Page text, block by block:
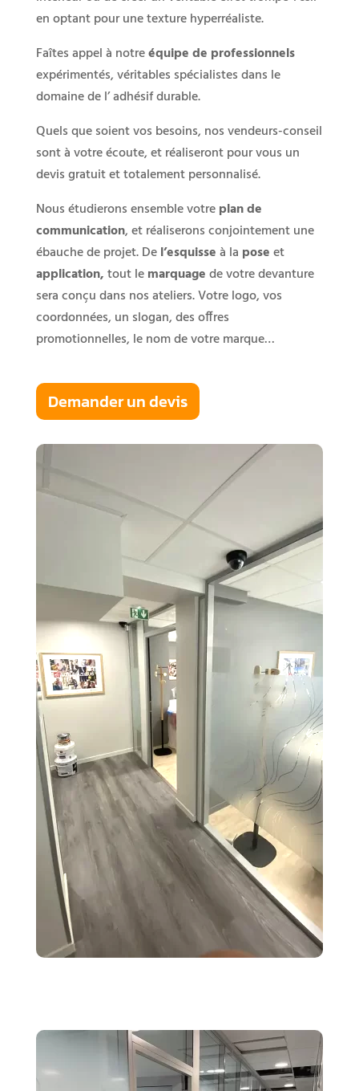
en optant pour une texture hyperréaliste.
Faîtes appel à notreéquipe de professionnels
expérimentés, véritables spécialistes dans le
domaine de l’ adhésif durable.
Quels que soient vos besoins, nos vendeurs-conseil
sont à votre écoute, et réaliseront pour vous un
devis gratuit et totalement personnalisé.
Nous étudierons ensemble votreplan de
communication, et réaliserons conjointement une
ébauche de projet. Del’esquisseà la poseet
application,tout lemarquagede votre devanture
sera conçu dans nos ateliers. Votre logo, vos
coordonnées, un slogan, des offres
promotionnelles, le nom de votre marque…
Demander un devis